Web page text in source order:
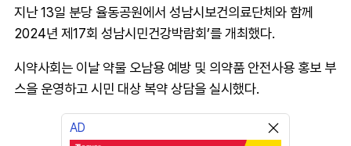
지난 13일 분당 율동공원에서 성남시보건의료단체와 함께
2024년 제17회 성남시민건강박람회’를 개최했다.
시약사회는 이날 약물 오남용 예방 및 의약품 안전사용 홍보 부
스을 운영하고 시민 대상 복약 상담을 실시했다.
AD